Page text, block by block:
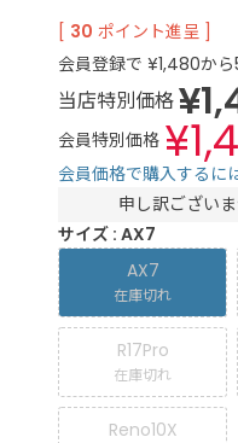
[ 30 ポイント進呈 ]
会員登録で ¥1,480か
当店特別価格¥
会員特別価格 ¥
会員価格で購入するに
申し訳ござい
サイズ AX7
AX7
在庫切れ
R17Pro
在庫切れ
Reno10X